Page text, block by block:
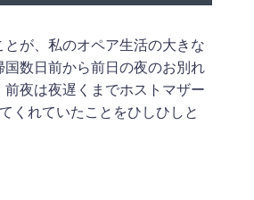
が、私のオペア生活の大きな
数日前から前日の夜のお別れ
夜は夜遅くまでホストマザー
くれていたことをひしひしと